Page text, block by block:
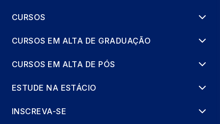
CURSOS
CURSOS EM ALTA DE GRADUAÇÃO
CURSOS EM ALTA DE PÓS
ESTUDE NA ESTÁCIO
INSCREVA-SE